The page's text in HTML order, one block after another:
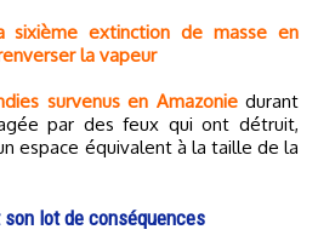
extinction de masse en
la vapeur
survenus en Amazoniedurant
par des feux qui ont détruit,
espace équivalent à la taille de la
lot de conséquences